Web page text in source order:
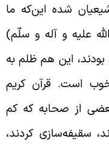
شده این‌که ما
علیه و آله و سلّم)
این هم ظلم به
است. قرآن کریم
از صحابه‌ که کم
سقیفه‌سازی کردند،